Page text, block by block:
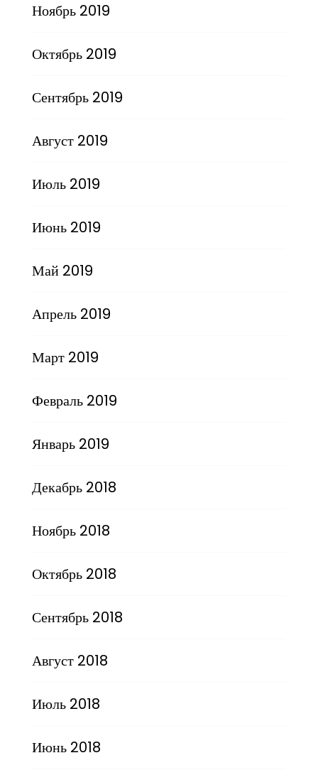
Ноябрь 2019
Октябрь 2019
Сентябрь 2019
Август 2019
Июль 2019
Июнь 2019
Май 2019
Апрель 2019
Март 2019
Февраль 2019
Январь 2019
Декабрь 2018
Ноябрь 2018
Октябрь 2018
Сентябрь 2018
Август 2018
Июль 2018
Июнь 2018